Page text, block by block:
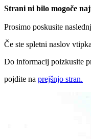
Strani ni bilo mogoče
Prosimo poskusite
Če ste spletni naslov
Do informacij poizkusite
pojdite na prejšnjo stran.